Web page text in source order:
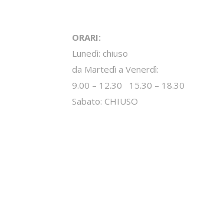
ORARI:
Lunedì: chiuso
da Martedì a Venerdì:
9.00 – 12.30 15.30 – 18.30
Sabato: CHIUSO